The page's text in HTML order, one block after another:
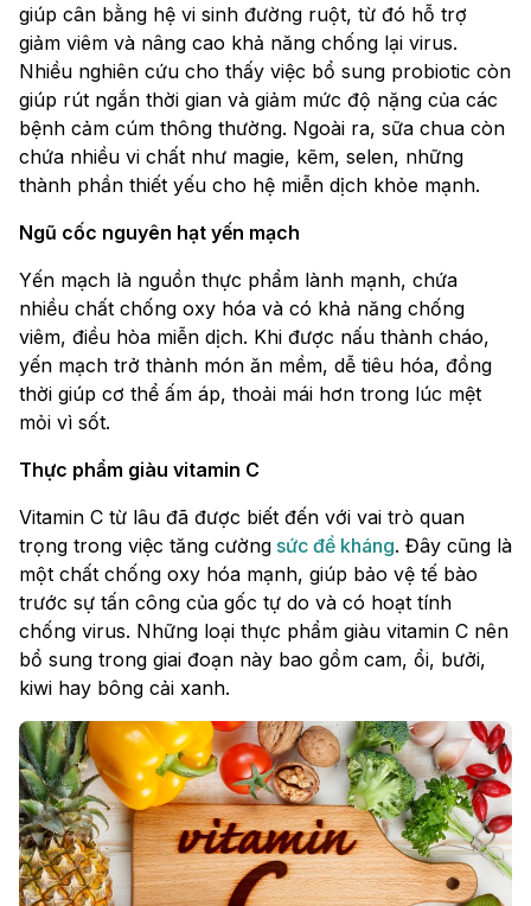
giúp cân bằng hệ vi sinh đường ruột, từ đó hỗ trợ
giảm viêm và nâng cao khả năng chống lại virus.
Nhiều nghiên cứu cho thấy việc bổ sung probiotic còn
giúp rút ngắn thời gian và giảm mức độ nặng của các
bệnh cảm cúm thông thường. Ngoài ra, sữa chua còn
chứa nhiều vi chất như magie, kẽm, selen, những
thành phần thiết yếu cho hệ miễn dịch khỏe mạnh.
Ngũ cốc nguyên hạt yến mạch
Yến mạch là nguồn thực phẩm lành mạnh, chứa
nhiều chất chống oxy hóa và có khả năng chống
viêm, điều hòa miễn dịch. Khi được nấu thành cháo,
yến mạch trở thành món ăn mềm, dễ tiêu hóa, đồng
thời giúp cơ thể ấm áp, thoải mái hơn trong lúc mệt
mỏi vì sốt.
Thực phẩm giàu vitamin C
Vitamin C từ lâu đã được biết đến với vai trò quan
trọng trong việc tăng cường sức đề kháng. Đây cũng là
một chất chống oxy hóa mạnh, giúp bảo vệ tế bào
trước sự tấn công của gốc tự do và có hoạt tính
chống virus. Những loại thực phẩm giàu vitamin C nên
bổ sung trong giai đoạn này bao gồm cam, ổi, bưởi,
kiwi hay bông cải xanh.